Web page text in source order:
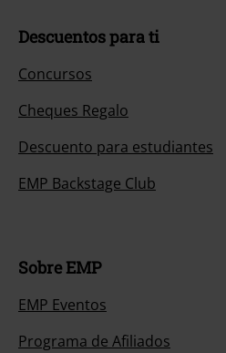
Descuentos para ti
Concursos
Cheques Regalo
Descuento para estudiantes
EMP Backstage Club
Sobre EMP
EMP Eventos
Programa de Afiliados